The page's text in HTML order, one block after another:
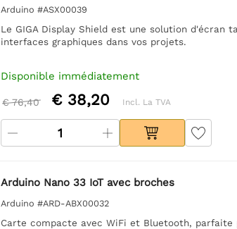
Arduino #ASX00039
Le GIGA Display Shield est une solution
interfaces graphiques dans vos projets.
Disponible immédiatement
€ 76,40 € 38,20 Incl. La TVA
Arduino Nano 33 IoT avec broches
Arduino #ARD-ABX00032
Carte compacte avec WiFi et Bluetooth, parfaite